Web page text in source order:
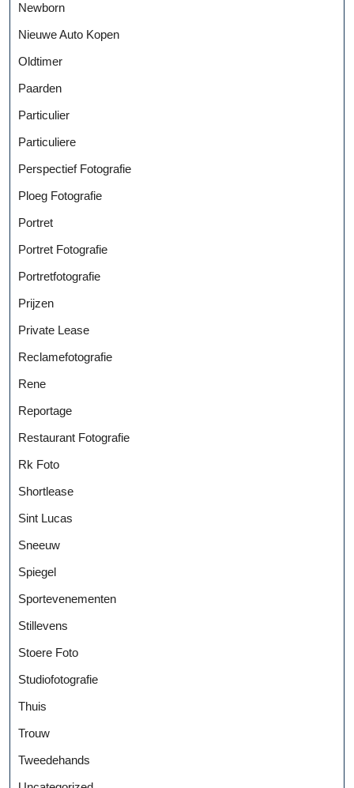
Newborn
Nieuwe Auto Kopen
Oldtimer
Paarden
Particulier
Particuliere
Perspectief Fotografie
Ploeg Fotografie
Portret
Portret Fotografie
Portretfotografie
Prijzen
Private Lease
Reclamefotografie
Rene
Reportage
Restaurant Fotografie
Rk Foto
Shortlease
Sint Lucas
Sneeuw
Spiegel
Sportevenementen
Stillevens
Stoere Foto
Studiofotografie
Thuis
Trouw
Tweedehands